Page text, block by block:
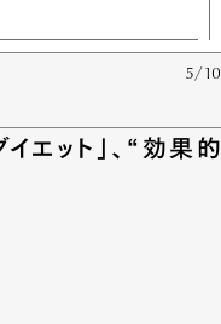
5/10
ット」、“効果的